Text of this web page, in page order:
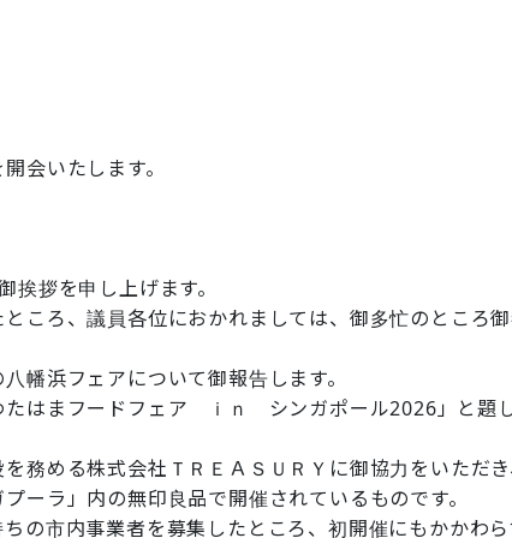
会いたします。
拶を申し上げます。
ころ、議員各位におかれましては、御多忙のところ
幡浜フェアについて御報告します。
たはまフードフェア ｉｎ シンガポール2026」と題
務める株式会社ＴＲＥＡＳＵＲＹに御協力をいただ
ーラ」内の無印良品で開催されているものです。
市内事業者を募集したところ、初開催にもかかわら